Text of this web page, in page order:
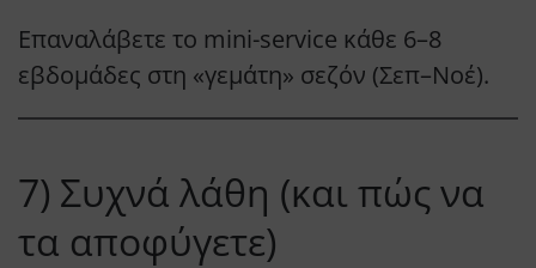
Επαναλάβετε το mini-service κάθε 6–8
εβδομάδες στη «γεμάτη» σεζόν (Σεπ–Νοέ).
7) Συχνά λάθη (και πώς να
τα αποφύγετε)